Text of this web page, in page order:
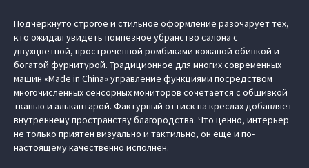
Подчеркнуто строгое и стильное оформление разочарует тех,
кто ожидал увидеть помпезное убранство салона с
двухцветной, простроченной ромбиками кожаной обивкой и
богатой фурнитурой. Традиционное для многих современных
машин «Made in China» управление функциями посредством
многочисленных сенсорных мониторов сочетается с обшивкой
тканью и алькантарой. Фактурный оттиск на креслах добавляет
внутреннему пространству благородства. Что ценно, интерьер
не только приятен визуально и тактильно, он еще и по-
настоящему качественно исполнен.